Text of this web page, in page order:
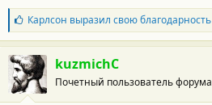
Б
л
а
г
о
д
а
Карлсон выразил свою благодарность
kuzmichC
Почетный пользователь форума